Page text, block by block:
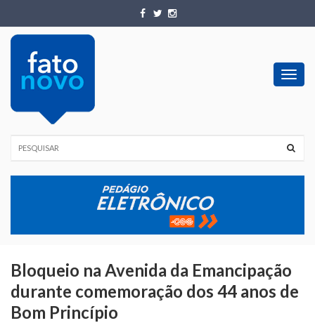
Bloqueio na Avenida da Emancipação
durante comemoração dos 44 anos de
Bom Princípio